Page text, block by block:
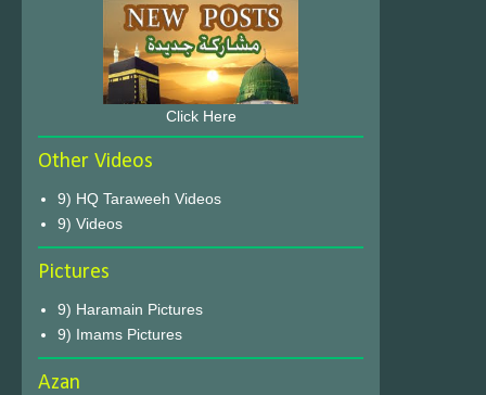
Click Here
Other Videos
9) HQ Taraweeh Videos
9) Videos
Pictures
9) Haramain Pictures
9) Imams Pictures
Azan